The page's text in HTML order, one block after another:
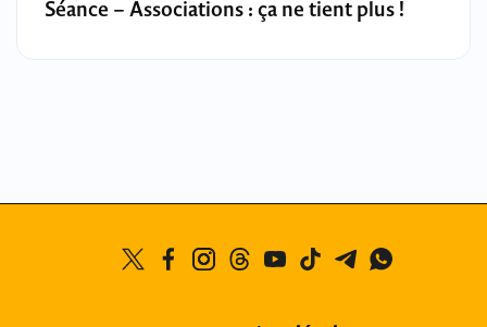
Séance – Associations : ça ne tient plus !